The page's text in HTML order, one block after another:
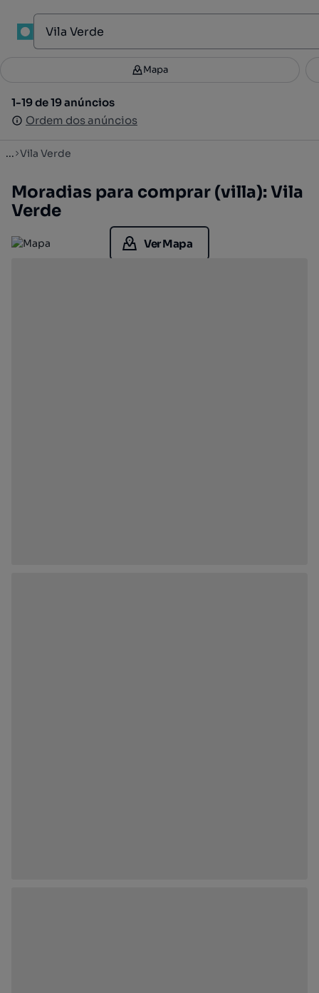
Filtros 3
1-19 de 19 anúncios
Ordem dos anúncios
Mapa
1-19 de 19 anúncios
Ordem dos anúncios
... Vila Verde
Moradias para comprar (villa): Vila
Verde
Ver Mapa